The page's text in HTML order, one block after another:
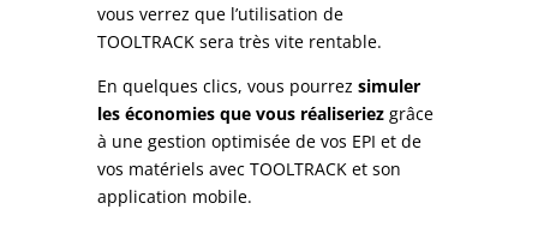
vous verrez que l’utilisation de
TOOLTRACK sera très vite rentable.
En quelques clics, vous pourrez simuler
les économies que vous réaliseriezgrâce
à une gestion optimisée de vos EPI et de
vos matériels avec TOOLTRACK et son
application mobile.